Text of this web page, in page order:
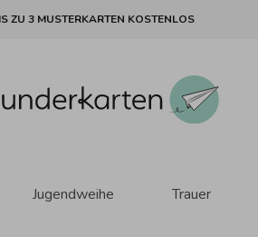
ZU 3 MUSTERKARTEN KOSTENLOS
Jugendweihe Trauer